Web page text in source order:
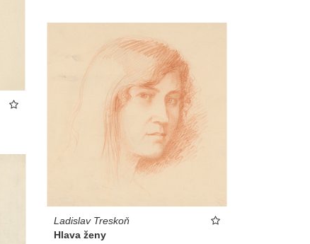
Ladislav Treskoň
Hlava ženy